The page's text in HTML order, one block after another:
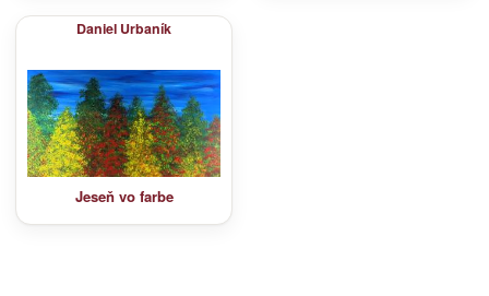
Daniel Urbaník
Jeseň vo farbe